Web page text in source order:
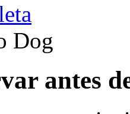
Dog
antes